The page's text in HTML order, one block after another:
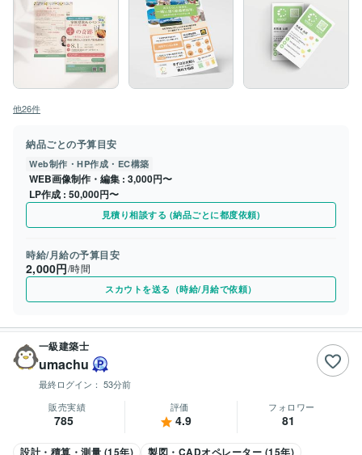
他26件
納品ごとの予算目安
Web制作・HP作成・EC構築
WEB画像制作・編集 3,000円〜
LP作成 50,000円〜
見積り相談する (納品ごとに都度依頼)
時給/月給の予算目安
2,000円/時間
スカウトを送る（時給/月給で依頼）
一級建築士
umachu
最終ログイン： 53分前
販売実績
785
評価
4.9
フォロワー
81
設計・積算・測量 (15年)
製図・CADオペレーター (15年)